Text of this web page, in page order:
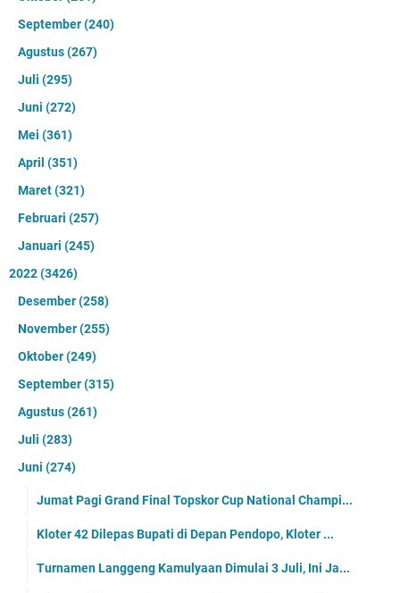
September(240)
Agustus(267)
Juli (295)
Juni (272)
Mei (361)
April (351)
Maret(321)
Februari (257)
Januari (245)
2022(3426)
Desember(258)
November(255)
Oktober(249)
September(315)
Agustus(261)
Juli (283)
Juni (274)
Jumat Pagi Grand Final Topskor Cup National Champi...
Kloter 42 Dilepas Bupati di Depan Pendopo, Kloter ...
Turnamen Langgeng Kamulyaan Dimulai 3 Juli, Ini Ja...